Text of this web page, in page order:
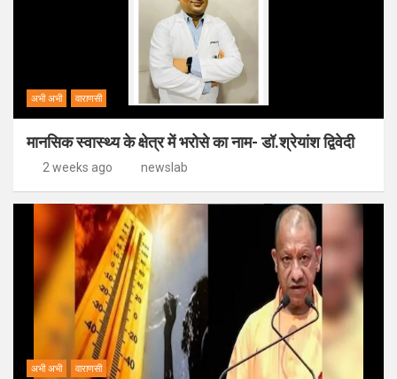
अभी अभी वाराणसी
मानसिक स्वास्थ्य के क्षेत्र में भरोसे का नाम- डॉ.श्रेयांश द्विवेदी
2 weeks ago newslab
अभी अभी वाराणसी